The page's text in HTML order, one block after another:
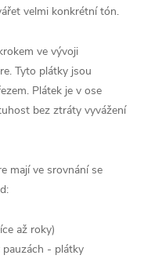
velmi konkrétní tón.
ve vývoji
Tyto plátky jsou
Plátek je v ose
bez ztráty vyvážení
mají ve srovnání se
až roky)
- plátky